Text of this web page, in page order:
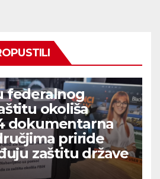
federalnog
okoliša
dokumentarna
priride
zaštitu države